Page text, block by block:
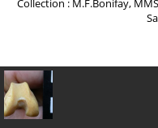
Collection : M.F.Bonifay,